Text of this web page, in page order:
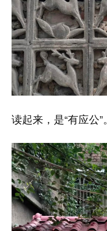
读起来，是“有应公”。